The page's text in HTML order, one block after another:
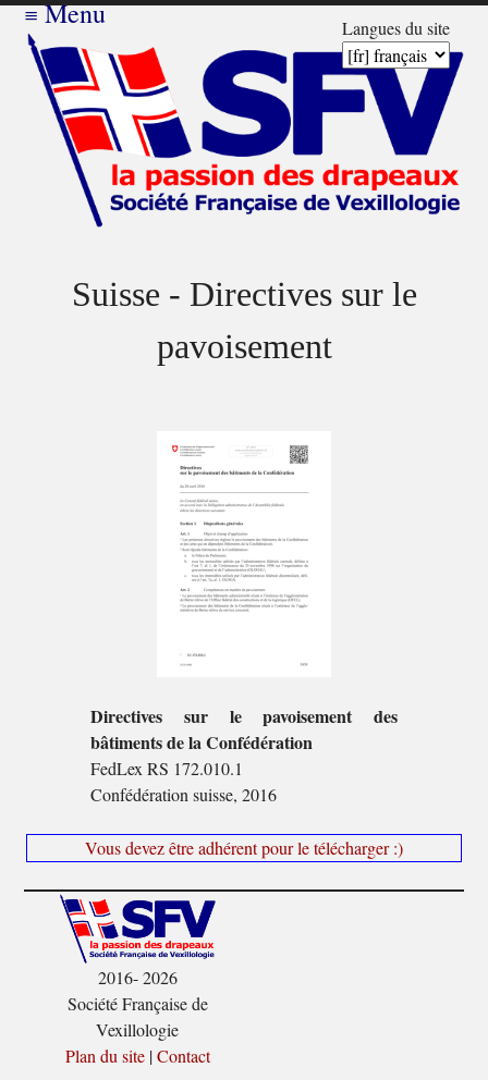
Langues du site
≡Menu
Suisse - Directives sur le
pavoisement
Directives sur le pavoisement des
bâtiments de la Confédération
FedLex RS 172.010.1
Confédération suisse, 2016
Vous devez être adhérent pour le télécharger :)
2016- 2026
Société Française de
Vexillologie
Plan du site|Contact